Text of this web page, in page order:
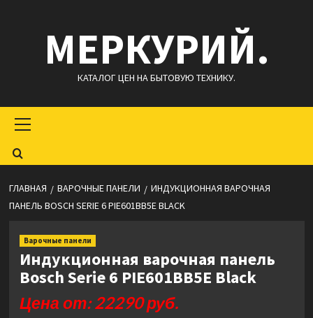
содержимомуМЕРКУРИЙ.
КАТАЛОГ ЦЕН НА БЫТОВУЮ ТЕХНИКУ.
меню
ГЛАВНАЯ ВАРОЧНЫЕ ПАНЕЛИ
ИНДУКЦИОННАЯ ВАРОЧНАЯ
ПАНЕЛЬ BOSCH SERIE 6 PIE601BB5E BLACK
Варочные панели
Индукционная варочная панель
Bosch Serie 6 PIE601BB5E Black
Цена от: 22290 руб.